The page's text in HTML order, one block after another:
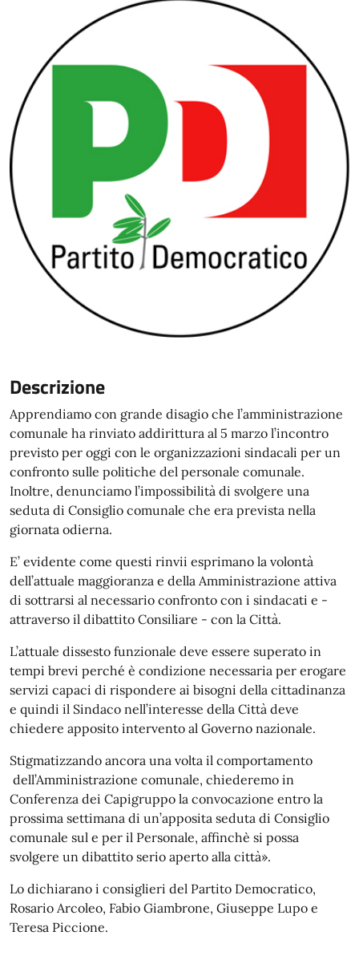
Descrizione
Apprendiamo con grande disagio che l’amministrazione
comunale ha rinviato addirittura al 5 marzo l’incontro
previsto per oggi con le organizzazioni sindacali per un
confronto sulle politiche del personale comunale.
Inoltre, denunciamo l’impossibilità di svolgere una
seduta di Consiglio comunale che era prevista nella
giornata odierna.
E’ evidente come questi rinvii esprimano la volontà
dell’attuale maggioranza e della Amministrazione attiva
di sottrarsi al necessario confronto con i sindacati e -
attraverso il dibattito Consiliare - con la Città.
L’attuale dissesto funzionale deve essere superato in
tempi brevi perché è condizione necessaria per erogare
servizi capaci di rispondere ai bisogni della cittadinanza
e quindi il Sindaco nell’interesse della Città deve
chiedere apposito intervento al Governo nazionale.
Stigmatizzando ancora una volta il comportamento
dell’Amministrazione comunale, chiederemo in
Conferenza dei Capigruppo la convocazione entro la
prossima settimana di un’apposita seduta di Consiglio
comunale sul e per il Personale, affinchè si possa
svolgere un dibattito serio aperto alla città».
Lo dichiarano i consiglieri del Partito Democratico,
Rosario Arcoleo, Fabio Giambrone, Giuseppe Lupo e
Teresa Piccione.